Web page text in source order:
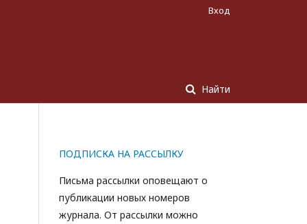
Найти
Вход
ПОДПИСКА НА РАССЫЛКУ
Письма рассылки оповещают о
публикации новых номеров
журнала. От рассылки можно